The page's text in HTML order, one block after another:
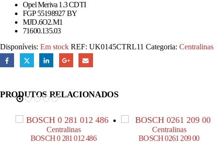
Opel Meriva 1.3 CDTI
FGP 55198927 BY
MJD.6O2.M1
71600.135.03
Disponíveis: Em stock REF: UK0145CTRL11 Categoria: Centralinas
PRODUTOS RELACIONADOS
Centralinas
BOSCH 0 281 012 486
Centralinas
BOSCH 0261 209 00